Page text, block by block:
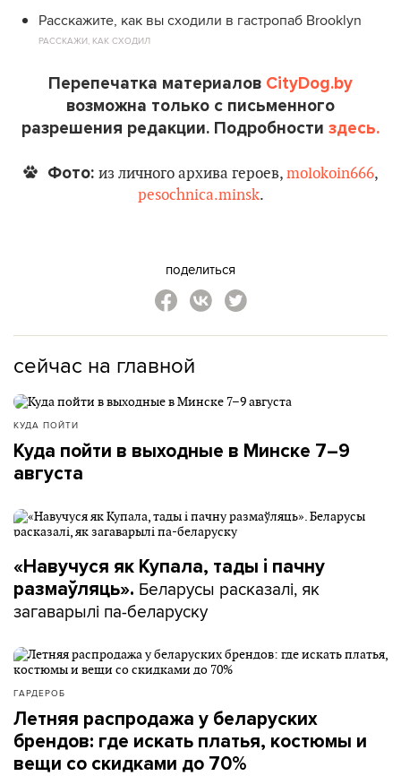
Расскажите, как вы сходили в гастропаб Brooklyn
РАССКАЖИ, КАК СХОДИЛ
Перепечатка материалов CityDog.by
возможна только с письменного
разрешения редакции. Подробности здесь.
Фото: из личного архива героев, molokoin666,
pesochnica.minsk.
поделиться
сейчас на главной
КУДА ПОЙТИ
Куда пойти в выходные в Минске 7–9
августа
«Навучуся як Купала, тады і пачну
размаўляць». Беларусы расказалі, як
загаварылі па-беларуску
ГАРДЕРОБ
Летняя распродажа у беларуских
брендов: где искать платья, костюмы и
вещи со скидками до 70%